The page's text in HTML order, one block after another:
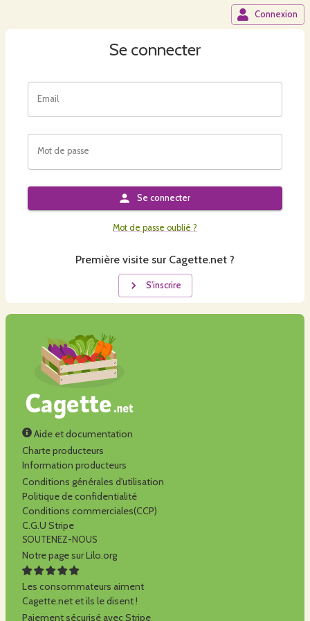
Connexion
Se connecter
Email
Mot de passe
Se connecter
Mot de passe oublié ?
Première visite sur Cagette.net ?
S'inscrire
Aide et documentation
Charte producteurs
Information producteurs
Conditions générales d'utilisation
Politique de confidentialité
Conditions commerciales(CCP)
C.G.U Stripe
SOUTENEZ-NOUS
Notre page sur Lilo.org
Les consommateurs aiment
Cagette.net et ils le disent !
Paiement sécurisé avec Stripe